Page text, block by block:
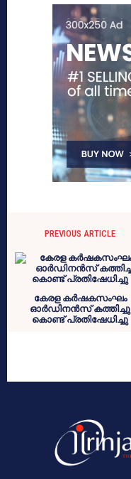
PREVIOUS ARTICLE
കേരള കർഷകസംഘം
ഓർഡിനൻസ് കത്തിച്ചു
കൊണ്ട് പ്രതിഷേധിച്ചു